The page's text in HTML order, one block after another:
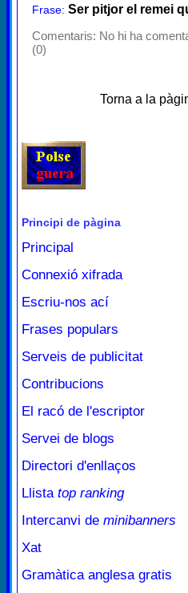
Frase: Ser pitjor el remei
Comentaris: No hi ha
(0)
Torna a la
Principi de pàgina
Principal
Connexió xifrada
Escriu-nos ací
Frases populars
Serveis de publicitat
Contribucions
El racó de l'escriptor
Servei de blogs
Directori d'enllaços
Llista top ranking
Intercanvi de minibanners
Xat
Gramàtica anglesa gratis